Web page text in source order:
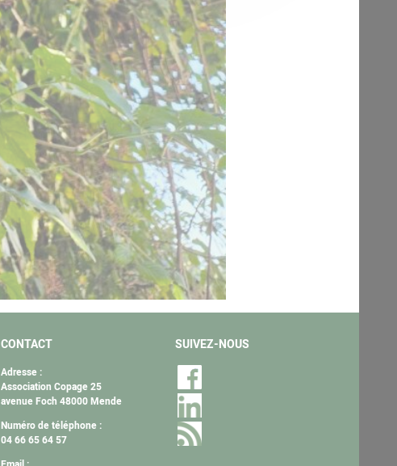
CONTACT
Adresse :
Association Copage 25
avenue Foch 48000 Mende
Numéro de téléphone :
04 66 65 64 57
SUIVEZ-NOUS